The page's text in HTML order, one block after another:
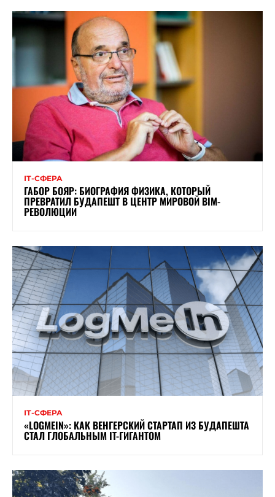
ІТ-СФЕРА
ГАБОР БОЯР: БИОГРАФИЯ ФИЗИКА, КОТОРЫЙ
ПРЕВРАТИЛ БУДАПЕШТ В ЦЕНТР МИРОВОЙ BIM-
РЕВОЛЮЦИИ
ІТ-СФЕРА
«LOGMEIN»: КАК ВЕНГЕРСКИЙ СТАРТАП ИЗ БУДАПЕШТА
СТАЛ ГЛОБАЛЬНЫМ IT-ГИГАНТОМ